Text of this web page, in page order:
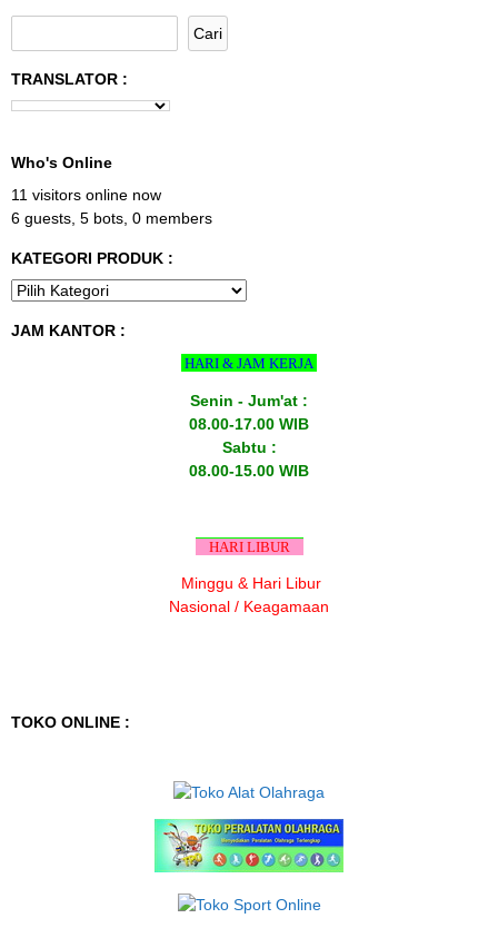
TRANSLATOR :
Who's Online
11 visitors online now
6 guests, 5 bots, 0 members
KATEGORI PRODUK :
JAM KANTOR :
HARI & JAM KERJA
Senin - Jum'at :
08.00-17.00 WIB
Sabtu :
08.00-15.00 WIB
HARI LIBUR
Minggu & Hari Libur
Nasional / Keagamaan
TOKO ONLINE :